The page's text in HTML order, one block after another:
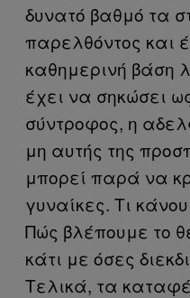
δυνατό βαθμό τα
παρελθόντος και
καθημερινή βάση
έχει να σηκώσει
σύντροφος, η
μη αυτής της
μπορεί παρά να
γυναίκες. Τι
Πώς βλέπουμε το
κάτι με όσες
Τελικά, τα